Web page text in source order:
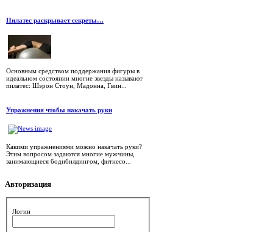
Пилатес раскрывает секреты…
Основным средством поддержания фигуры в
идеальном состоянии многие звезды называют
пилатес: Шэрон Стоун, Мадонна, Гвин...
Упражнения чтобы накачать руки
Какими упражнениями можно накачать руки?
Этим вопросом задаются многие мужчины,
занимающиеся бодибилдингом, фитнесо...
Авторизация
Логин